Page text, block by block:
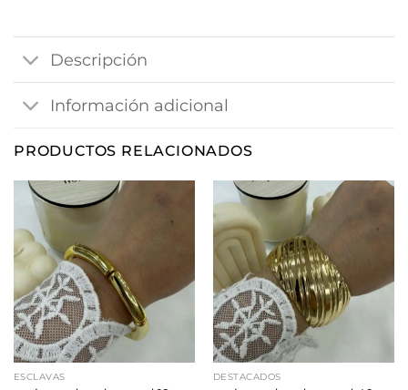
Descripción
Información adicional
PRODUCTOS RELACIONADOS
ESCLAVAS DESTACADOS